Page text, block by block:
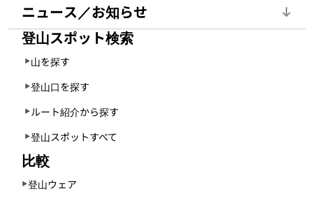
ニュース／お知らせ
登山スポット検索
山を探す
登山口を探す
ルート紹介から探す
登山スポットすべて
比較
登山ウェア